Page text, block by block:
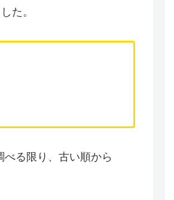
た。
べる限り、古い順から